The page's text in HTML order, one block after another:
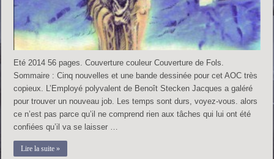
Eté 2014 56 pages. Couverture couleur Couverture de Fols.
Sommaire : Cinq nouvelles et une bande dessinée pour cet AOC très
copieux. L’Employé polyvalent de Benoît Stecken Jacques a galéré
pour trouver un nouveau job. Les temps sont durs, voyez-vous. alors
ce n’est pas parce qu’il ne comprend rien aux tâches qui lui ont été
confiées qu’il va se laisser …
Lire la suite »